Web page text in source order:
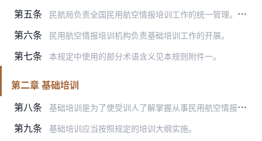
第五条 民航局负责全国民用航空情报培训工作的统一管理。民航地区管理局负责协调和监督管理本辖区民用航空情报培训工作。
第六条 民用航空情报培训机构负责基础培训工作的开展。
第七条 本规定中使用的部分术语含义见本规则附件一。
第二章 基础培训
第八条
基础培训是为了使受训人了解掌握从事民用航空情报工作的基本知识和基本技能而进行的培训，是进入岗位培训和获得民用航空情报员执照的前提条件。
第九条 基础培训应当按照规定的培训大纲实施。